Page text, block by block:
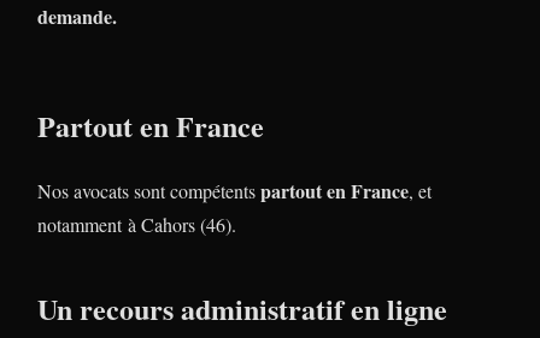
demande.
Partout en France
Nos avocats sont compétentspartout en France, et
notamment à Cahors (46).
Un recours administratif en ligne